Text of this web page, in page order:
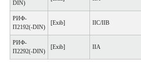
DIN)
РИФ-
П2192(-DIN)
[Exib] IIC/IIB
РИФ-
П2292(-DIN)
[Exib] IIA